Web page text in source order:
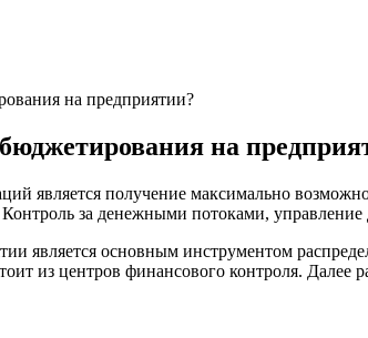
на предприятии?
на
является получение максимально
за денежными потоками,
является основным инструментом
из центров финансового контроля.